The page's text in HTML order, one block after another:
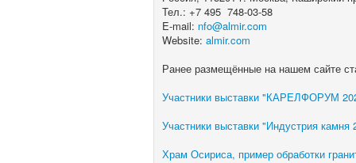
Тел.: +7 495 748-03-58
E-mail: nfo@almir.com
Website:almir.com
Ранее размещённые на нашем сайте
Участники выставки "КАРЕЛФОРУМ
Участники выставки "Индустрия
Храм Осириса, пример обработки